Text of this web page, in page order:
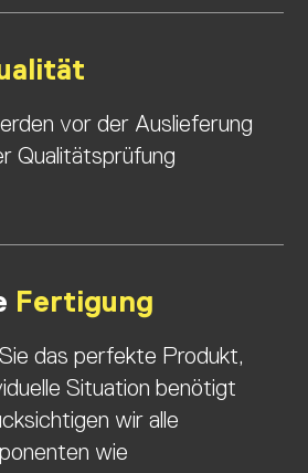
vor der Auslieferung
Qualitätsprüfung
Fertigung
das perfekte Produkt,
Situation benötigt
wir alle
wie